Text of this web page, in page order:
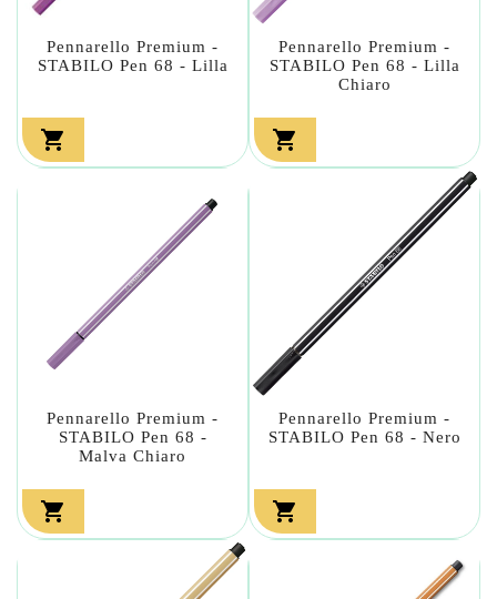
Pennarello Premium -
STABILO Pen 68 - Lilla

Pennarello Premium -
STABILO Pen 68 - Lilla
Chiaro

Pennarello Premium -
STABILO Pen 68 -
Malva Chiaro

Pennarello Premium -
STABILO Pen 68 - Nero
